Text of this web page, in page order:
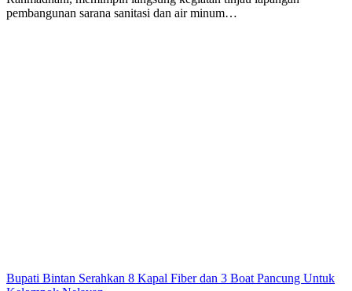
pembangunan sarana sanitasi dan air minum…
Bupati Bintan Serahkan 8 Kapal Fiber dan 3 Boat Pancung Untuk